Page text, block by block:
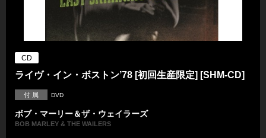
CD
ライヴ・イン・ボストン’78 [初回生産限定] [SHM-CD]
付 属 DVD
ボブ・マーリー＆ザ・ウェイラーズ
BOB MARLEY & THE WAILERS